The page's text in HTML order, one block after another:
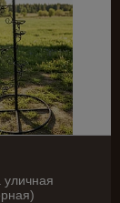
уличная